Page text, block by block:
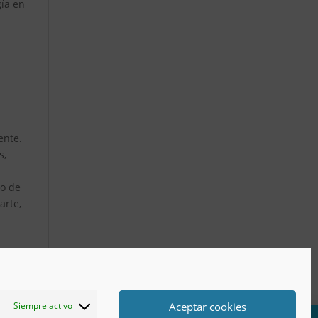
Siempre activo Aceptar cookies
en
de